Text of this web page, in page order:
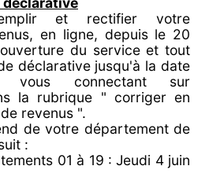
et rectifier votre
en ligne, depuis le 20
du service et tout
déclarative jusqu'à la date
connectant sur
la rubrique " corriger en
revenus ".
de votre département de
:
01 à 19 : Jeudi 4 juin